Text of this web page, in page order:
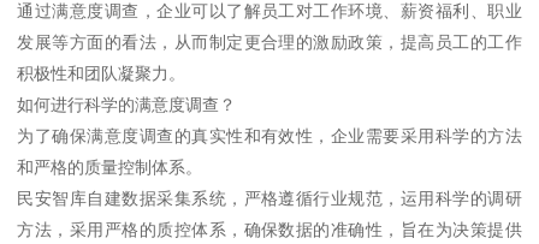
通过满意度调查，企业可以了解员工对工作环境、薪资福利、职业
发展等方面的看法，从而制定更合理的激励政策，提高员工的工作
积极性和团队凝聚力。
如何进行科学的满意度调查？
为了确保满意度调查的真实性和有效性，企业需要采用科学的方法
和严格的质量控制体系。
民安智库自建数据采集系统，严格遵循行业规范，运用科学的调研
方法，采用严格的质控体系，确保数据的准确性，旨在为决策提供